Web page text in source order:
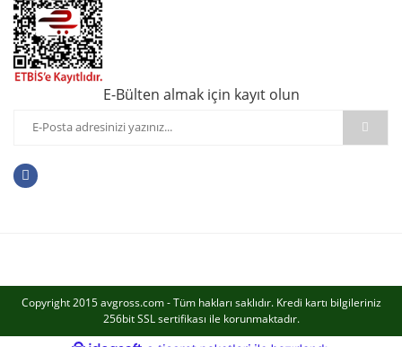
E-Bülten almak için kayıt olun
Copyright 2015 avgross.com - Tüm hakları saklıdır. Kredi kartı bilgileriniz
256bit SSL sertifikası ile korunmaktadır.